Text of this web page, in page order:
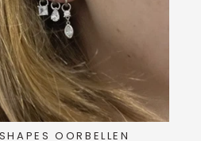
OORBELLEN